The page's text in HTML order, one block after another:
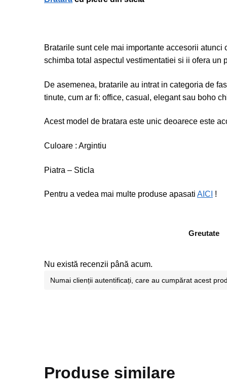
Bratarile sunt cele mai importante accesorii
schimba total aspectul vestimentatiei si ii ofera un
De asemenea, bratarile au intrat in categoria de
tinute, cum ar fi: office, casual, elegant sau boho
Acest model de bratara este unic deoarece este
Culoare : Argintiu
Piatra – Sticla
Pentru a vedea mai multe produse apasatiAICI !
Greutate
Nu există recenzii până acum.
Numai clienții autentificați, care au cumpărat acest
Produse similare